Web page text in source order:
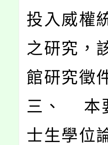
投入威權
之研究，
館研究徵
三、 本
士生學位